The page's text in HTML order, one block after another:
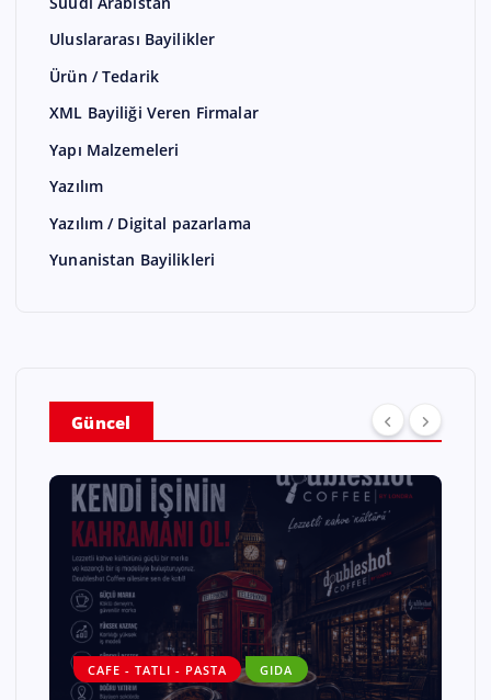
Uluslararası Bayilikler
Ürün / Tedarik
XML Bayiliği Veren Firmalar
Yapı Malzemeleri
Yazılım
Yazılım / Digital pazarlama
Yunanistan Bayilikleri
Güncel
CAFE - TATLI - PASTA GIDA